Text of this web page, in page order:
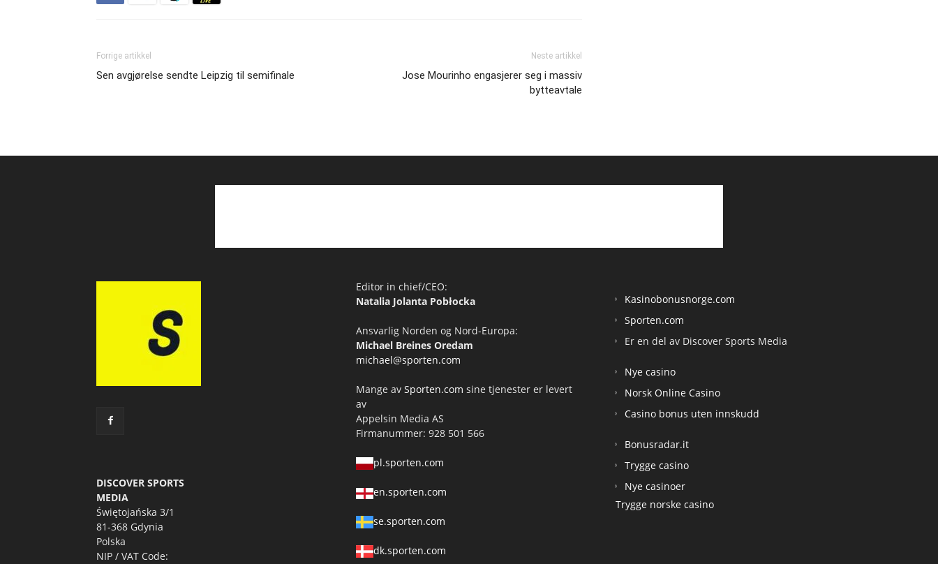
Forrige artikkel
Sen avgjørelse sendte Leipzig til semifinale
Neste artikkel
Jose Mourinho engasjerer seg i massiv
bytteavtale
DISCOVER SPORTS
MEDIA
Świętojańska 3/1
81-368 Gdynia
Polska
NIP / VAT Code:
Editor in chief/CEO:
Natalia Jolanta Pobłocka
Ansvarlig Norden og Nord-Europa:
Michael Breines Oredam
michael@sporten.com
Mange av Sporten.com sine tjenester er levert
av
Appelsin Media AS
Firmanummer: 928 501 566
pl.sporten.com
en.sporten.com
se.sporten.com
dk.sporten.com
Kasinobonusnorge.com
Sporten.com
Er en del av Discover Sports Media
Nye casino
Norsk Online Casino
Casino bonus uten innskudd
Bonusradar.it
Trygge casino
Nye casinoer
Trygge norske casino